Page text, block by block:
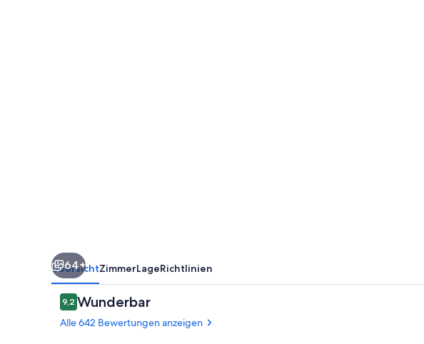
64+
ÜbersichtZimmerLageRichtlinien
Bewertungen
9,29,2 von 10.
Wunderbar
Alle 642 Bewertungen anzeigen